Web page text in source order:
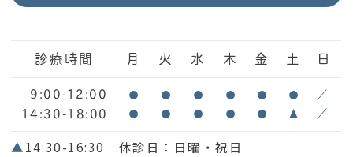
診療時間 月 火 水 木 金 土 日
9:00-12:00 ● ● ● ● ● ● ／
14:30-18:00 ● ● ● ● ● ▲ ／
▲14:30-16:30 休診日：日曜・祝日